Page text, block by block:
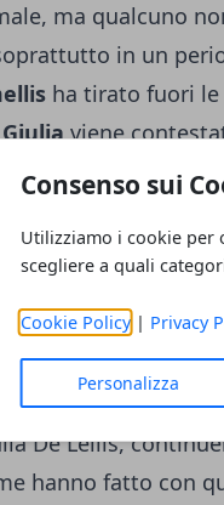
Consenso sui
Utilizziamo i cookie per
scegliere a quali
Cookie Policy| Privacy
Personalizza
ma qualcuno
in un
ha tirato fuori
Giuliaviene
ha la possibilità
De Lellis
sito Isa e Chia,
che capisce
sarebbe meglio
Andrea Damante
non sembra
De Lellis,
hanno fatto con